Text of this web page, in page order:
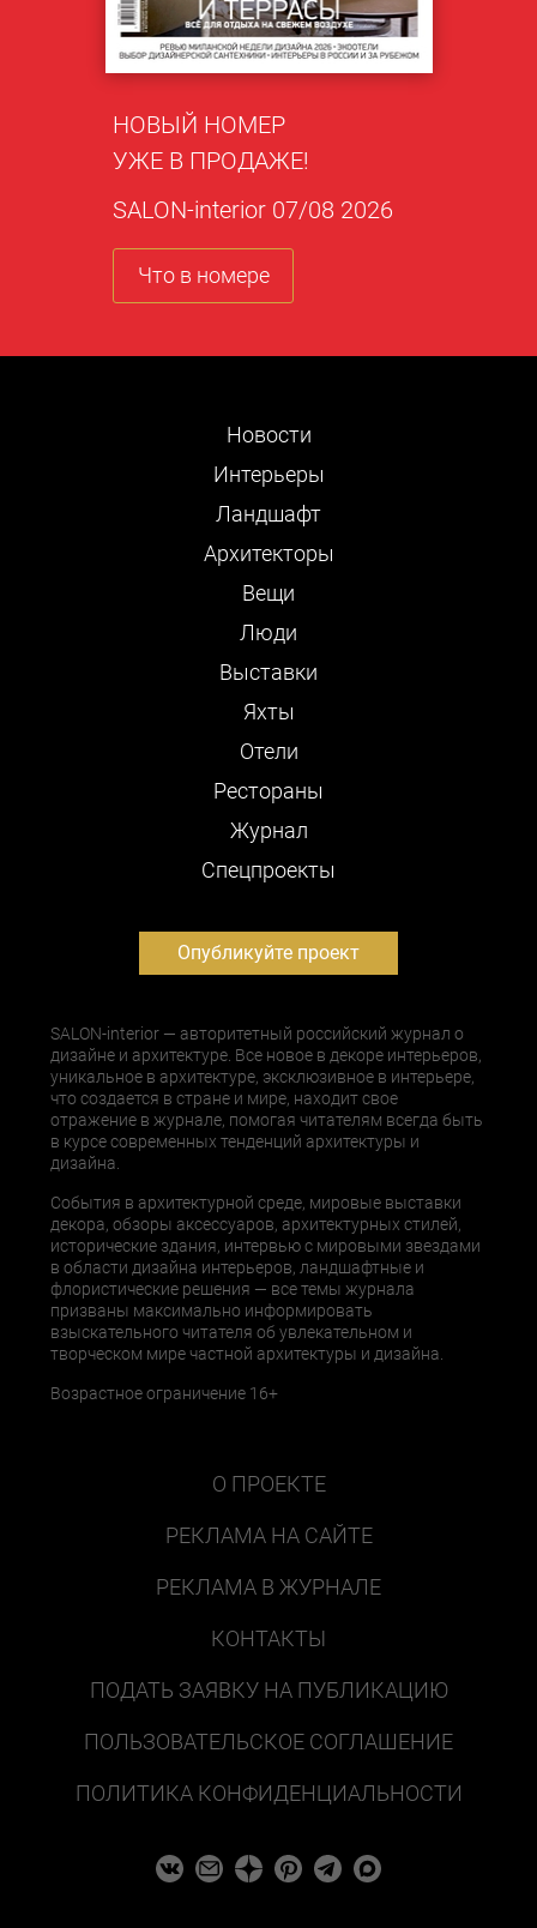
НОВЫЙ НОМЕР
УЖЕ В ПРОДАЖЕ!
SALON-interior 07/08 2026
Что в номере
Новости
Интерьеры
Ландшафт
Архитекторы
Вещи
Люди
Выставки
Яхты
Отели
Рестораны
Журнал
Cпецпроекты
Опубликуйте проект
SALON-interior — авторитетный российский журнал о
дизайне и архитектуре. Все новое в декоре интерьеров,
уникальное в архитектуре, эксклюзивное в интерьере,
что создается в стране и мире, находит свое
отражение в журнале, помогая читателям всегда быть
в курсе современных тенденций архитектуры и
дизайна.
События в архитектурной среде, мировые выставки
декора, обзоры аксессуаров, архитектурных стилей,
исторические здания, интервью с мировыми звездами
в области дизайна интерьеров, ландшафтные и
флористические решения — все темы журнала
призваны максимально информировать
взыскательного читателя об увлекательном и
творческом мире частной архитектуры и дизайна.
Возрастное ограничение 16+
О ПРОЕКТЕ
РЕКЛАМА НА САЙТЕ
РЕКЛАМА В ЖУРНАЛЕ
КОНТАКТЫ
ПОДАТЬ ЗАЯВКУ НА ПУБЛИКАЦИЮ
ПОЛЬЗОВАТЕЛЬСКОЕ СОГЛАШЕНИЕ
ПОЛИТИКА КОНФИДЕНЦИАЛЬНОСТИ